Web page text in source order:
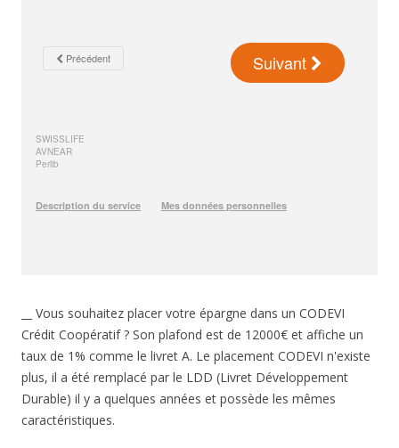
__ Vous souhaitez placer votre épargne dans un CODEVI
Crédit Coopératif ? Son plafond est de 12000€ et affiche un
taux de 1% comme le livret A. Le placement CODEVI n'existe
plus, il a été remplacé par le LDD (Livret Développement
Durable) il y a quelques années et possède les mêmes
caractéristiques.